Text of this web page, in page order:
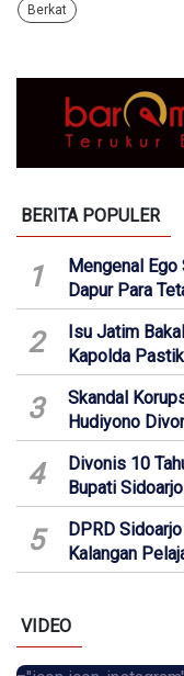
Berkat
BERITA POPULER
1
Mengenal Ego
Dapur Para
2
Isu Jatim
Kapolda
3
Skandal
Hudiyono
4
Divonis 10
Bupati
5
DPRD
Kalangan
VIDEO